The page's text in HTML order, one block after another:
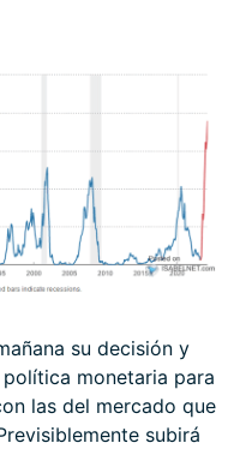
su decisión y
monetaria para
las del mercado que
subirá